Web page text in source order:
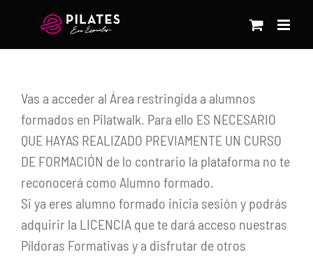
contenido
Vas a acceder al Área restringida a alumnos
formados en Pilatwalk. Para ello ES NECESARIO
QUE HAYAS REALIZADO PREVIAMENTE UN CURSO
DE FORMACIÓN de lo contrario la plataforma no te
reconocerá como Alumno formado.
Si ya eres alumno formado inicia sesión y podrás
adquirir la LICENCIA que te dará acceso nuestras
Píldoras Formativas y a disfrutar de otros